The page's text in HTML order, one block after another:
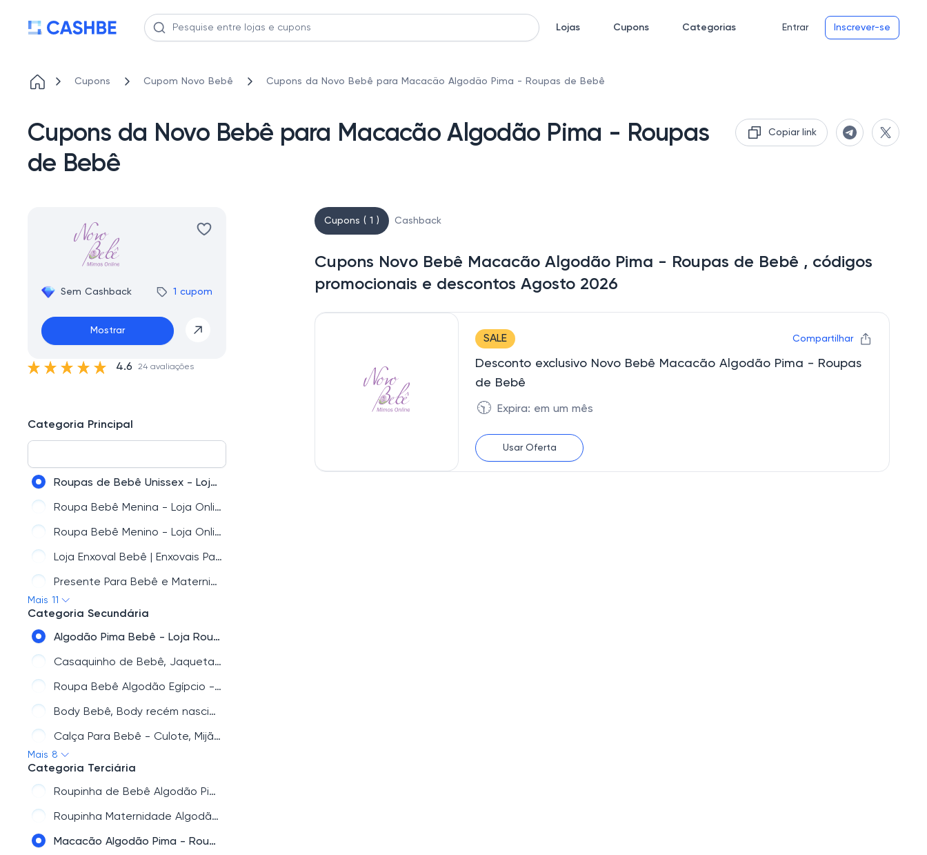
Lojas Cupons Categorias Entrar Inscrever-se
Cupons Cupom Novo Bebê Cupons da Novo Bebê para Macacão Algodão Pima - Roupas de Bebê
Cupons da Novo Bebê para Macacão Algodão Pima - Roupas
de Bebê
Copiar link
Sem Cashback 1 cupom
Mostrar
4.6 24 avaliações
Categoria Principal
Roupas de Bebê Unissex - Loja Online com Troca Grátis
Roupa Bebê Menina - Loja Online com Troca Grátis
Roupa Bebê Menino - Loja Online com Troca Grátis
Loja Enxoval Bebê | Enxovais Para Bebês Meninas e Meninos
Presente Para Bebê e Maternidade
Bolsa de Bebê e Mala Maternidade - Masterbag Baby e Just Baby
Mais 11
Categoria Secundária
Algodão Pima Bebê - Loja Roupinha Bebê - Macacão Algodão Peruano
Casaquinho de Bebê, Jaqueta, Blusa de Frio - Roupinha de Bebê
Roupa Bebê Algodão Egípcio - Loja de Bebê
Body Bebê, Body recém nascido, Conjunto body e calça mijão basico
Calça Para Bebê - Culote, Mijão em Algodão - Loja Roupa Bebê
Mais 8
Categoria Terciária
Roupinha de Bebê Algodão Pima Para Verão
Roupinha Maternidade Algodão Pima Unissex
Macacão Algodão Pima - Roupas de Bebê
Cupons ( 1 ) Cashback
Cupons Novo Bebê Macacão Algodão Pima - Roupas de Bebê , códigos
promocionais e descontos Agosto 2026
SALE Compartilhar
Desconto exclusivo Novo Bebê Macacão Algodão Pima - Roupas
de Bebê
🕥 Expira: em um mês
Usar Oferta